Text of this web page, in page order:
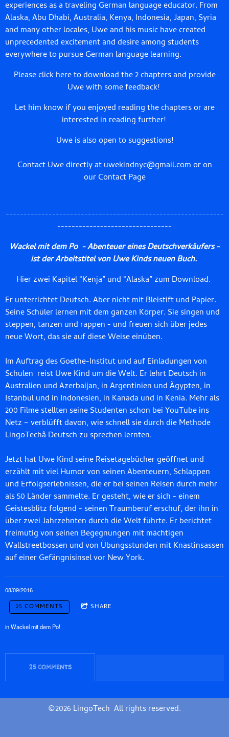
experiences as a traveling German language educator. From
Alaska, Abu Dhabi, Australia, Kenya, Indonesia, Japan, Syria
and many other locales, Uwe and his music have created
unprecedented excitement and desire among students
everywhere to pursue German language learning.
Please click here to download the 2 chaptersand provide
Uwe with some feedback!
Let him know if you enjoyed reading the chapters or are
interested in reading further!
Uwe is also open to suggestions!
Contact Uwe directly atuwekindnyc@gmail.comor on
ourContact Page
-------------------------------------------------------------
--------------------------------
Wackel mit dem Po - Abenteuer eines Deutschverkäufers -
ist der Arbeitstitel von Uwe Kinds neuen Buch.
Hier zwei Kapitel “Kenja” und “Alaska” zum Download.
Er unterrichtet Deutsch. Aber nicht mit Bleistift und Papier.
Seine Schüler lernen mit dem ganzen Körper. Sie singen und
steppen, tanzen und rappen - und freuen sich über jedes
neue Wort, das sie auf diese Weise einüben.
Im Auftrag des Goethe-Institut und auf Einladungen von
Schulen reist Uwe Kind um die Welt. Er lehrt Deutsch in
Australien und Azerbaijan, in Argentinien und Ägypten, in
Istanbul und in Indonesien, in Kanada und in Kenia. Mehr als
200 Filme stellten seine Studenten schon bei YouTube ins
Netz – verblüfft davon, wie schnell sie durch die Methode
LingoTechâ Deutsch zu sprechen lernten.
Jetzt hat Uwe Kind seine Reisetagebücher geöffnet und
erzählt mit viel Humor von seinen Abenteuern, Schlappen
und Erfolgserlebnissen, die er bei seinen Reisen durch mehr
als 50 Länder sammelte. Er gesteht, wie er sich - einem
Geistesblitz folgend - seinen Traumberuf erschuf, der ihn in
über zwei Jahrzehnten durch die Welt führte. Er berichtet
freimütig von seinen Begegnungen mit mächtigen
Wallstreetbossen und von Übungsstunden mit Knastinsassen
auf einer Gefängnisinsel vor New York.
08/09/2016
25 COMMENTS SHARE
inWackel mit dem Po!
25 COMMENTS
©2026 LingoTech All rights reserved.